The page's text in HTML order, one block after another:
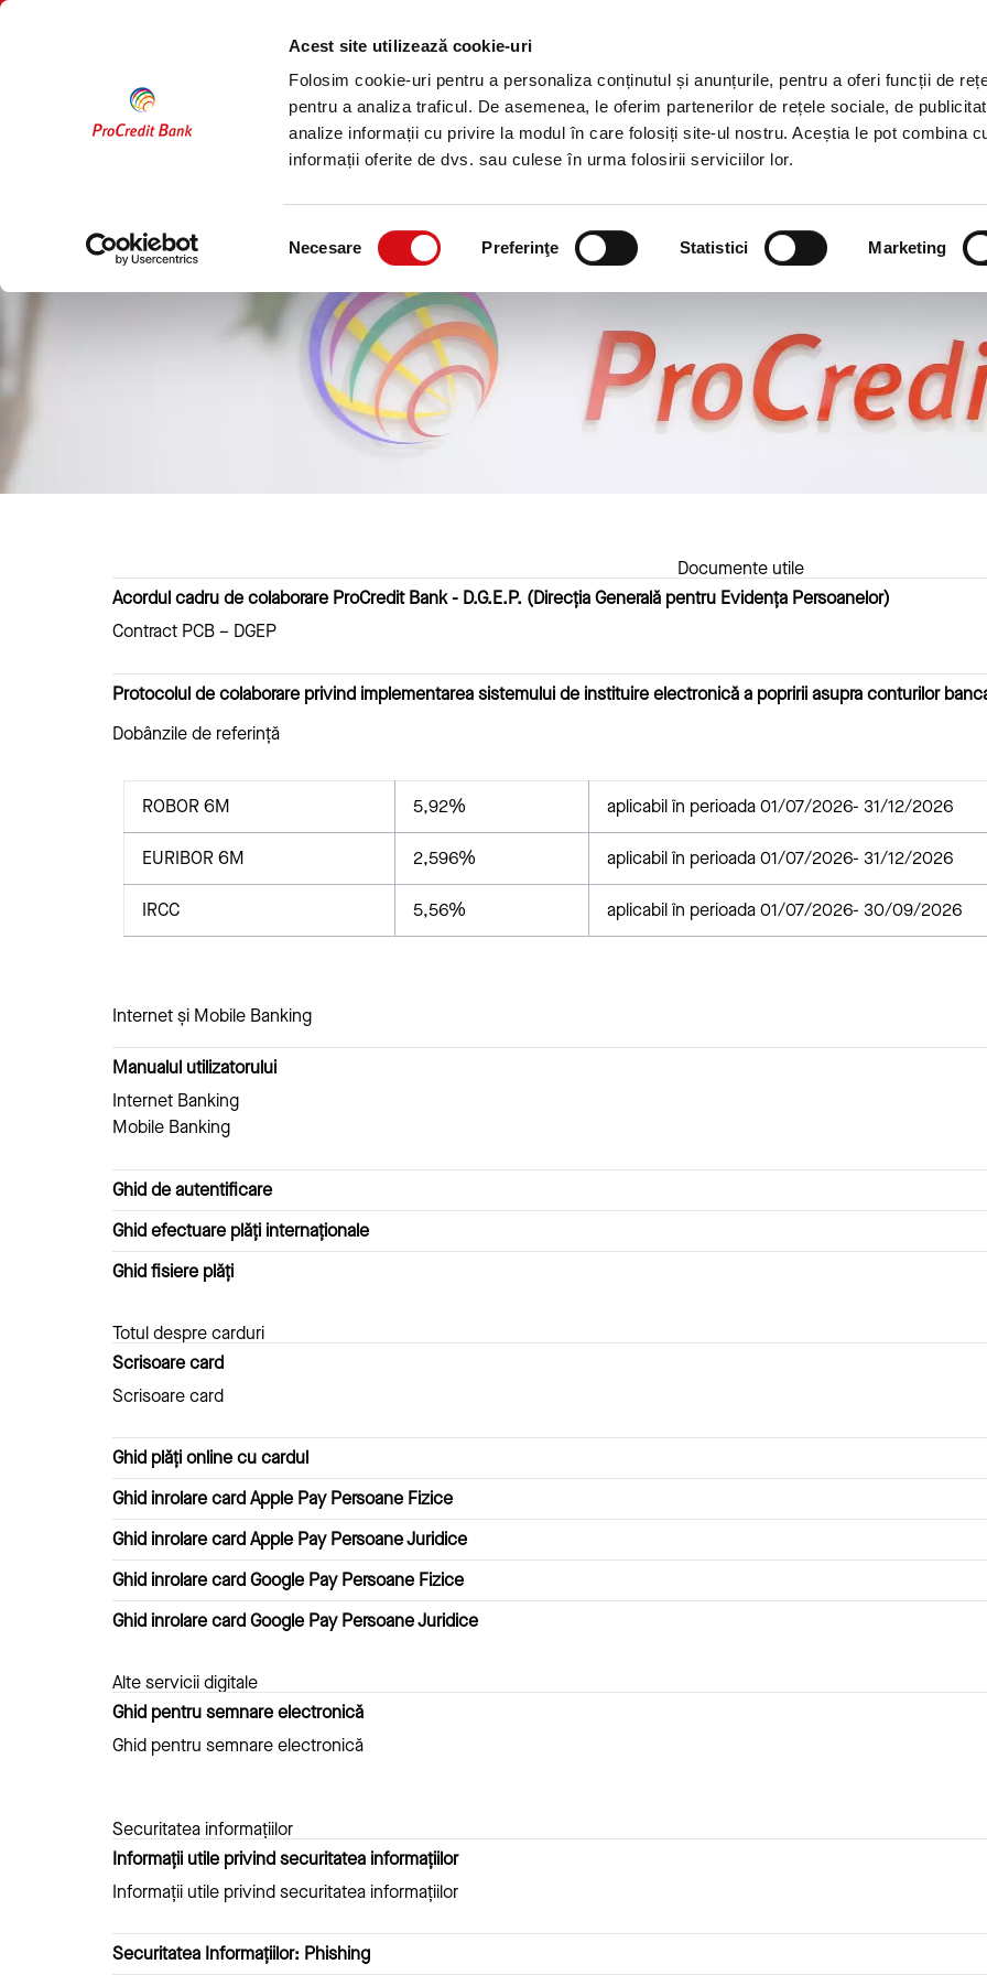
Acest site utilizează cookie-uri
Folosim cookie-uri pentru a personaliza conținutul și anunțurile, pentru a oferi funcții de
pentru a analiza traficul. De asemenea, le oferim partenerilor de rețele sociale, de
analize informații cu privire la modul în care folosiți site-ul nostru. Aceștia le pot combina
informații oferite de dvs. sau culese în urma folosirii serviciilor lor.
consimțământului
Necesare Preferinţe Statistici Marketing
Sari
Economisire Banking Digital
Documente utile
Acordul cadru de colaborare ProCredit Bank - D.G.E.P. (Direcția Generală pentru Evidența Persoanelor)
Contract PCB – DGEP
Protocolul de colaborare privind implementarea sistemului de instituire electronică a popririi asupra conturilor
Dobânzile de referință
ROBOR 6M 5,92% aplicabil în perioada 01/07/2026- 31/12/2026
EURIBOR 6M 2,596% aplicabil în perioada 01/07/2026- 31/12/2026
IRCC 5,56% aplicabil în perioada 01/07/2026- 30/09/2026
Internet și Mobile Banking
Manualul utilizatorului
Internet Banking
Mobile Banking
Ghid de autentificare
Ghid efectuare plăți internaționale
Ghid fisiere plăți
Totul despre carduri
Scrisoare card
Scrisoare card
Ghid plăți online cu cardul
Ghid inrolare card Apple Pay Persoane Fizice
Ghid inrolare card Apple Pay Persoane Juridice
Ghid inrolare card Google Pay Persoane Fizice
Ghid inrolare card Google Pay Persoane Juridice
Alte servicii digitale
Ghid pentru semnare electronică
Ghid pentru semnare electronică
Securitatea informațiilor
Informații utile privind securitatea informațiilor
Informații utile privind securitatea informațiilor
Securitatea Informațiilor: Phishing­